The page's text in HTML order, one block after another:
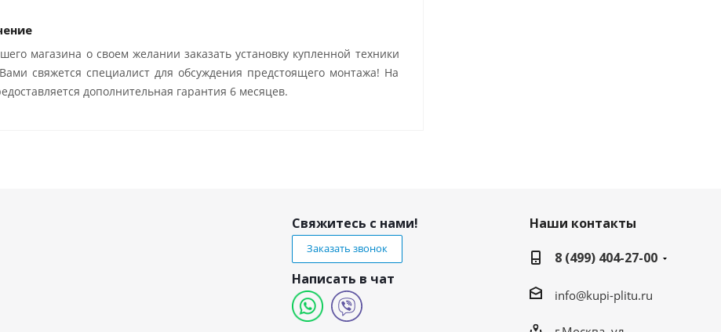
магазина о своем желании заказать установку купленной техники
свяжется специалист для обсуждения предстоящего монтажа! На
дополнительная гарантия 6 месяцев.
Свяжитесь с нами!
Заказать звонок
Написать в чат
Наши контакты
8 (499) 404-27-00
info@kupi-plitu.ru